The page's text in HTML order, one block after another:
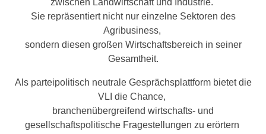
zwischen Landwirtschaft und Industrie.
Sie repräsentiert nicht nur einzelne Sektoren des
Agribusiness,
sondern diesen großen Wirtschaftsbereich in seiner
Gesamtheit.
Als parteipolitisch neutrale Gesprächsplattform bietet die
VLI die Chance,
branchenübergreifend wirtschafts- und
gesellschaftspolitische Fragestellungen zu erörtern